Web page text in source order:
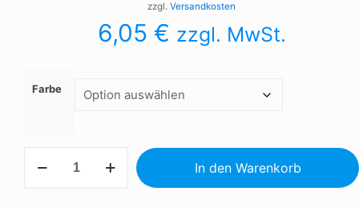
zzgl. Versandkosten
6,05 € zzgl. MwSt.
Farbe
MEDIUM
In den Warenkorb